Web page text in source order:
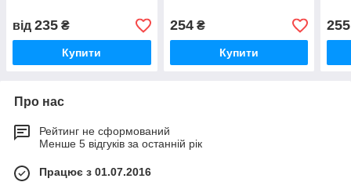
від 235 ₴
Купити
254₴
Купити
255
Про нас
Рейтинг не сформований
Менше 5 відгуків за останній рік
Працює з 01.07.2016